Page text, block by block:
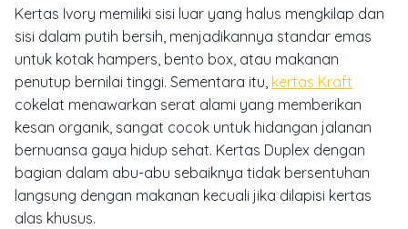
Kertas Ivory memiliki sisi luar yang halus mengkilap dan
sisi dalam putih bersih, menjadikannya standar emas
untuk kotak hampers, bento box, atau makanan
penutup bernilai tinggi. Sementara itu, kertas Kraft
cokelat menawarkan serat alami yang memberikan
kesan organik, sangat cocok untuk hidangan jalanan
bernuansa gaya hidup sehat. Kertas Duplex dengan
bagian dalam abu-abu sebaiknya tidak bersentuhan
langsung dengan makanan kecuali jika dilapisi kertas
alas khusus.